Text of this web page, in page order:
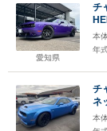
愛知県
チ
ミ
ン
本
年
チ
ネ
本